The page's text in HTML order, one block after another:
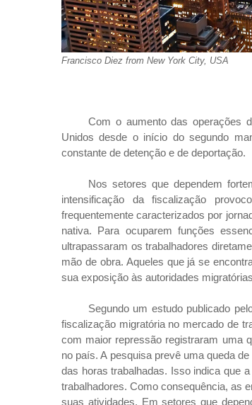
Francisco Diez from New York City, USA
Com o aumento das operações
Unidos desde o início do segundo
constante de detenção e de deportação.
Nos setores que dependem
intensificação da fiscalização
frequentemente caracterizados por
nativa. Para ocuparem funções
ultrapassaram os trabalhadores
mão de obra. Aqueles que já se
sua exposição às autoridades
Segundo um estudo publicado
fiscalização migratória no mercado de
com maior repressão registraram uma
no país. A pesquisa prevê uma queda
das horas trabalhadas. Isso indica que
trabalhadores. Como consequência, as
suas atividades. Em setores que